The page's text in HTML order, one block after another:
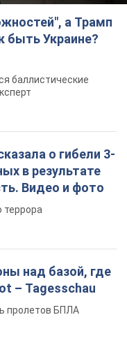
а Трамп
быть Украине?
баллистические
о гибели 3-
в результате
Видео и фото
террора
над базой, где
– Tagesschau
пролетов БПЛА